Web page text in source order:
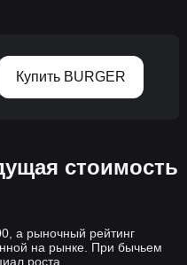
Купить BURGER
стоимость
а рыночный рейтинг
на рынке. При бычьем
роста.